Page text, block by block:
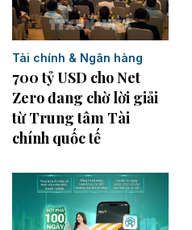
Tài chính & Ngân hàng
700 tỷ USD cho Net
Zero đang chờ lời giải
từ Trung tâm Tài
chính quốc tế